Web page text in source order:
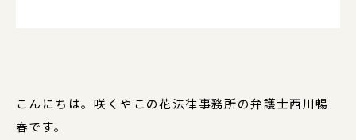
こんにちは。咲くやこの花法律事務所の弁護士西川暢
春です。